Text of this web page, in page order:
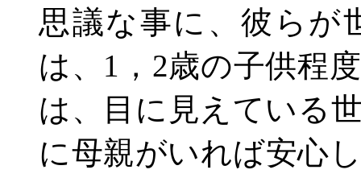
思議な事に、彼らが
は、 1 ， 2歳の子供程
は、目に見えている
に母親がいれば安心